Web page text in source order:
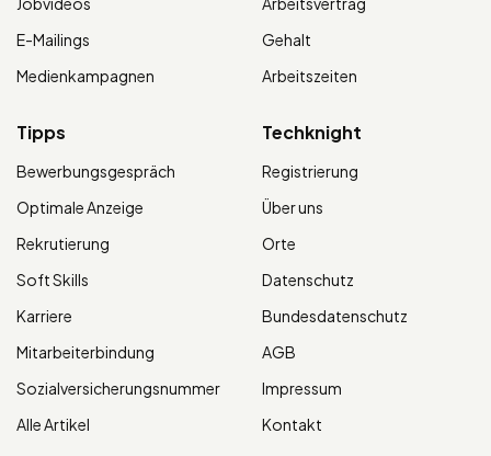
E-Mailings
Medienkampagnen
Gehalt
Arbeitszeiten
Tipps
Bewerbungsgespräch
Optimale Anzeige
Rekrutierung
Soft Skills
Karriere
Mitarbeiterbindung
Sozialversicherungsnummer
Alle Artikel
Techknight
Registrierung
Über uns
Orte
Datenschutz
Bundesdatenschutz
AGB
Impressum
Kontakt